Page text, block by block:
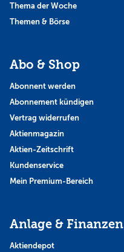
Thema der Woche
Themen & Börse
Abo & Shop
Abonnent werden
Abonnement kündigen
Vertrag widerrufen
Aktienmagazin
Aktien-Zeitschrift
Kundenservice
Mein Premium-Bereich
Anlage & Finanzen
Aktiendepot